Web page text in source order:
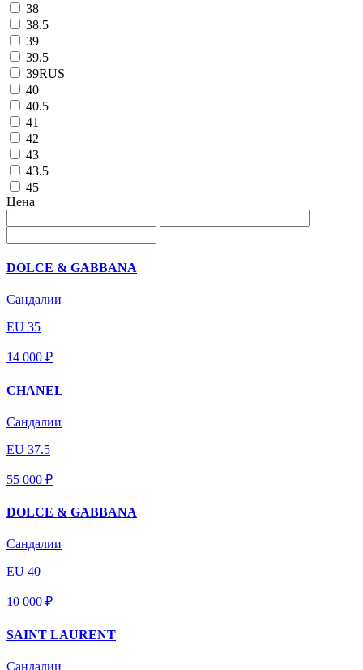
38
38.5
39
39.5
39RUS
40
40.5
41
42
43
43.5
45
Цена
DOLCE & GABBANA
Сандалии
EU 35
14 000 ₽
CHANEL
Сандалии
EU 37.5
55 000 ₽
DOLCE & GABBANA
Сандалии
EU 40
10 000 ₽
SAINT LAURENT
Сандалии